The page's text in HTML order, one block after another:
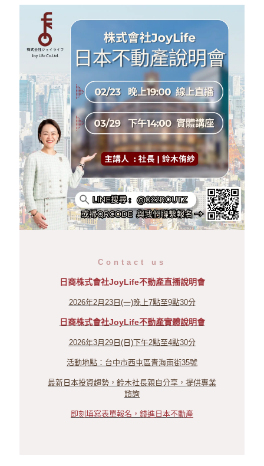
Contact us
日商株式會社JoyLife不動產直播說明會
2026年2月23日(一)晚上7點至9點30分
日商株式會社JoyLife不動產實體說明會
2026年3月29日(日)下午2點至4點30分
活動地點：台中市西屯區青海南街35號
最新日本投資趨勢，鈴木社長親自分享，提供專業
諮詢
即刻填寫表單報名，錢進日本不動產